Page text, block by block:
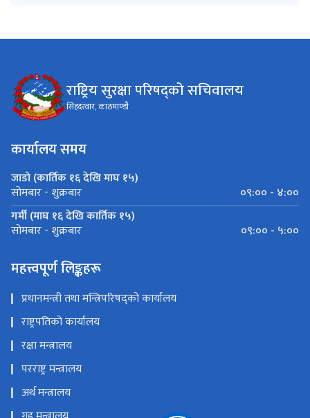
राष्ट्रिय सुरक्षा परिषद्को सचिवालय
सिंहदरवार, काठमाण्डौ
कार्यालय समय
जाडो (कार्तिक १६ देखि माघ १५)
सोमबार - शुक्रबार
०९:०० - ४:००
गर्मी (माघ १६ देखि कार्तिक १५)
सोमबार - शुक्रबार ०९:०० - ५:००
महत्त्वपूर्ण लिङ्कहरू
प्रधानमन्त्री तथा मन्त्रिपरिषद्को कार्यालय
राष्ट्रपतिको कार्यालय
रक्षा मन्त्रालय
परराष्ट्र मन्त्रालय
अर्थ मन्त्रालय